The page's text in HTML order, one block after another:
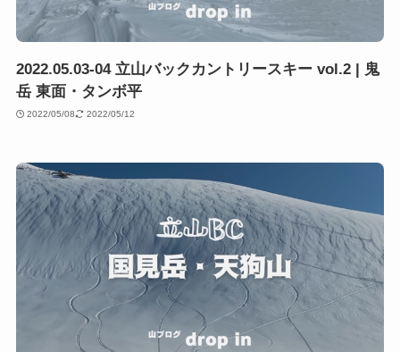
2022.05.03-04 立山バックカントリースキー vol.2 | 鬼
岳 東面・タンボ平
2022/05/08 2022/05/12